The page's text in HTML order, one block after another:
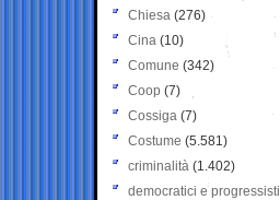
Chiesa (276)
Cina (10)
Comune (342)
Coop (7)
Cossiga (7)
Costume (5.581)
criminalità (1.402)
democratici e progressisti